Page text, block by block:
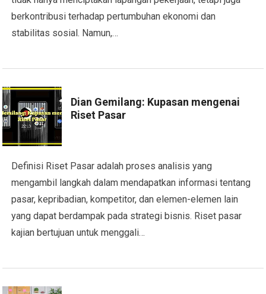
berkontribusi terhadap pertumbuhan ekonomi dan
stabilitas sosial. Namun,…
Dian Gemilang: Kupasan mengenai
Riset Pasar
Definisi Riset Pasar adalah proses analisis yang
mengambil langkah dalam mendapatkan informasi tentang
pasar, kepribadian, kompetitor, dan elemen-elemen lain
yang dapat berdampak pada strategi bisnis. Riset pasar
kajian bertujuan untuk menggali…